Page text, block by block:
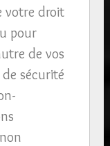
votre droit
pour
de vos
sécurité